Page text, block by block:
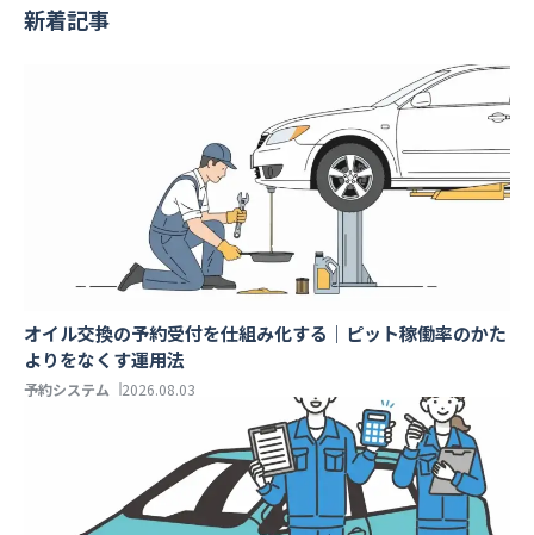
新着記事
オイル交換の予約受付を仕組み化する｜ピット稼働率のかた
よりをなくす運用法
予約システム 2026.08.03